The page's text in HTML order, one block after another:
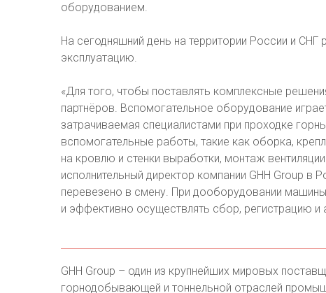
оборудованием.
На сегодняшний день на территории России и
эксплуатацию.
«Для того, чтобы поставлять комплексные
партнёров. Вспомогательное оборудование
затрачиваемая специалистами при проходке
вспомогательные работы, такие как оборка,
на кровлю и стенки выработки, монтаж
исполнительный директор компании GHH Group в
перевезено в смену. При дооборудовании
и эффективно осуществлять сбор, регистрацию и
GHH Group – один из крупнейших мировых
горнодобывающей и тоннельной отраслей